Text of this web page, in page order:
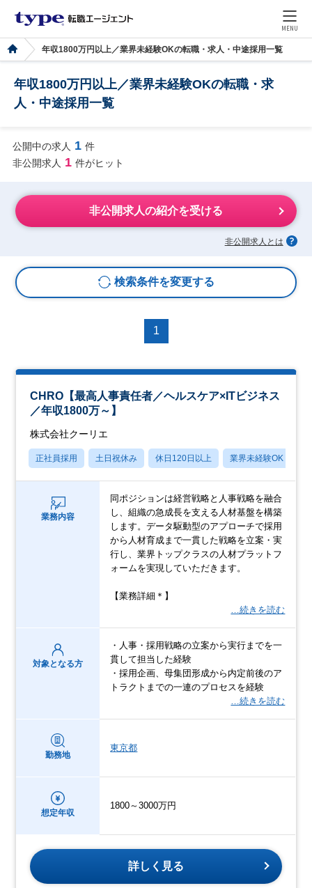
MENU
年収1800万円以上／業界未経験OKの転職・求人・中途採用一覧
年収1800万円以上／業界未経験OKの転職・求
人・中途採用一覧
公開中の求人 1 件
非公開求人 1 件がヒット
非公開求人の紹介を受ける
非公開求人とは
検索条件を変更する
1
CHRO【最高人事責任者／ヘルスケア×ITビジネス
／年収1800万～】
株式会社クーリエ
正社員採用 土日祝休み 休日120日以上 業界未経験OK
業務内容
同ポジションは経営戦略と人事戦略を融合
し、組織の急成長を支える人材基盤を構築
します。データ駆動型のアプローチで採用
から人材育成まで一貫した戦略を立案・実
行し、業界トップクラスの人材プラットフ
ォームを実現していただきます。
【業務詳細＊】
…続きを読む
対象となる方
・人事・採用戦略の立案から実行までを一
貫して担当した経験
・採用企画、母集団形成から内定前後のア
トラクトまでの一連のプロセスを経験
…続きを読む
勤務地
東京都
想定年収
1800～3000万円
詳しく見る